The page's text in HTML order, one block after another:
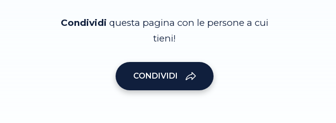
Condividi questa pagina con le persone a cui
tieni!
CONDIVIDI